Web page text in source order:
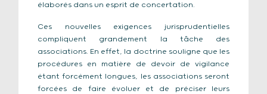
élaborés dans un esprit de concertation.
Ces nouvelles exigences jurisprudentielles
compliquent grandement la tâche des
associations. En effet, la doctrine souligne que les
procédures en matière de devoir de vigilance
étant forcément longues, les associations seront
forcées de faire évoluer et de préciser leurs